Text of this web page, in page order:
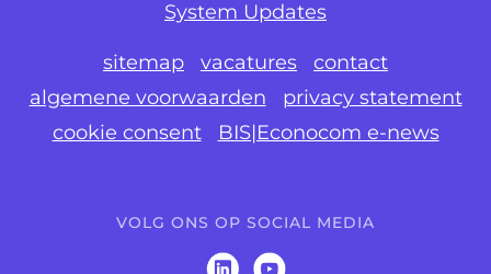
System Updates
sitemap vacatures
contact
algemene voorwaarden
privacy statement
cookie consent
BIS|Econocom e-news
VOLG ONS OP SOCIAL MEDIA